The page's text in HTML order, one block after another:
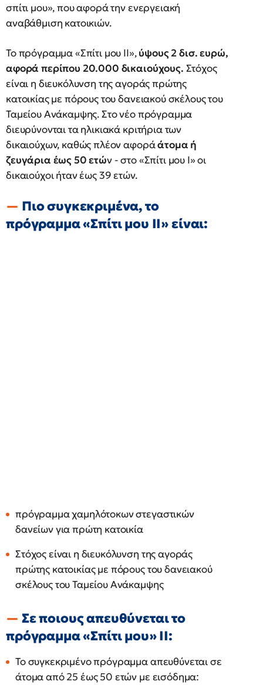
σπίτι μου», που αφορά την ενεργειακή
αναβάθμιση κατοικιών.
Το πρόγραμμα «Σπίτι μου II»,ύψους 2 δισ. ευρώ,
αφορά περίπου 20.000 δικαιούχους. Στόχος
είναι η διευκόλυνση της αγοράς πρώτης
κατοικίας με πόρους του δανειακού σκέλους του
Ταμείου Ανάκαμψης. Στο νέο πρόγραμμα
διευρύνονται τα ηλικιακά κριτήρια των
δικαιούχων, καθώς πλέον αφοράάτομα ή
ζευγάρια έως 50 ετών - στο «Σπίτι μου I» οι
δικαιούχοι ήταν έως 39 ετών.
Πιο συγκεκριμένα, το
πρόγραμμα «Σπίτι μου ΙΙ» είναι:
πρόγραμμα χαμηλότοκων στεγαστικών
δανείων για πρώτη κατοικία
Στόχος είναι η διευκόλυνση της αγοράς
πρώτης κατοικίας με πόρους του δανειακού
σκέλους του Ταμείου Ανάκαμψης
Σε ποιους απευθύνεται το
πρόγραμμα «Σπίτι μου» ΙΙ:
Το συγκεκριμένο πρόγραμμα απευθύνεται σε
άτομα από 25 έως 50 ετών με εισόδημα: